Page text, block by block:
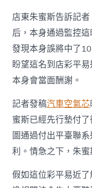
店東朱蜜斯告訴記
后，本身通過監控
發現本身誤將中了
盼望這名到店彩平
本身會當面酬謝。
記者發稿汽車空氣芯
蜜斯已經先行墊付
圖通過付出平臺聯
利。情急之下，朱蜜
假如這位彩平易近